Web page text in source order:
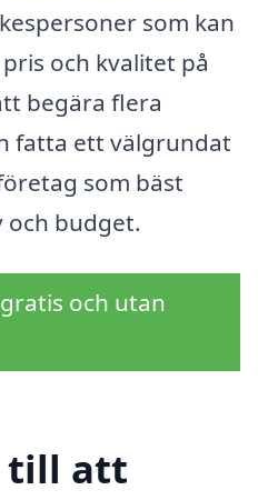
som kan
och kvalitet på
begära flera
fatta ett välgrundat
som bäst
och budget.
och utan
till att